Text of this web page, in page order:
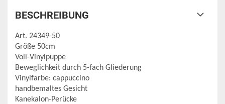
BESCHREIBUNG
Art. 24349-50
Größe 50cm
Voll-Vinylpuppe
Beweglichkeit durch 5-fach Gliederung
Vinylfarbe: cappuccino
handbemaltes Gesicht
Kanekalon-Perücke